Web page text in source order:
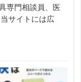
専門相談員、医
サイトには広